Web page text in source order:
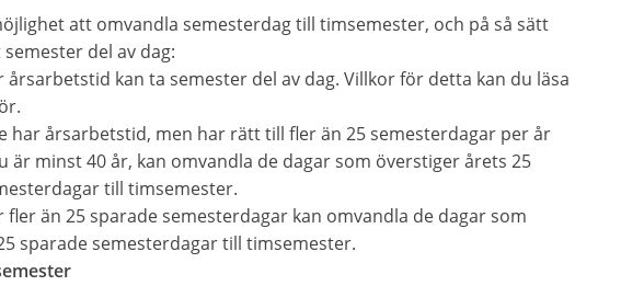
att omvandla semesterdag till timsemester, och på så sätt
del av dag:
årsarbetstid kan ta semester del av dag. Villkor för detta kan du läsa
har årsarbetstid, men har rätt till fler än 25 semesterdagar per år
är minst 40 år, kan omvandla de dagar som överstiger årets 25
till timsemester.
fler än 25 sparade semesterdagar kan omvandla de dagar som
sparade semesterdagar till timsemester.